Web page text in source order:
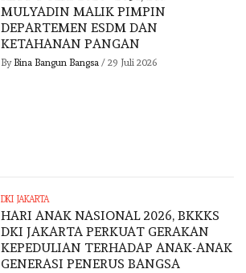
MULYADIN MALIK PIMPIN
DEPARTEMEN ESDM DAN
KETAHANAN PANGAN
By Bina Bangun Bangsa/ 29 Juli 2026
DKI JAKARTA
HARI ANAK NASIONAL 2026, BKKKS
DKI JAKARTA PERKUAT GERAKAN
KEPEDULIAN TERHADAP ANAK-ANAK
GENERASI PENERUS BANGSA